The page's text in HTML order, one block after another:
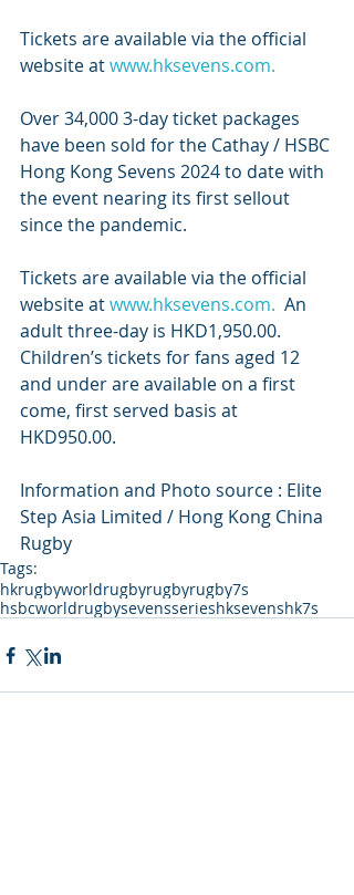
Tickets are available via the official
website at www.hksevens.com.
Over 34,000 3-day ticket packages
have been sold for the Cathay / HSBC
Hong Kong Sevens 2024 to date with
the event nearing its first sellout
since the pandemic.
Tickets are available via the official
website at www.hksevens.com. An
adult three-day is HKD1,950.00.
Children’s tickets for fans aged 12
and under are available on a first
come, first served basis at
HKD950.00.
Information and Photo source : Elite
Step Asia Limited / Hong Kong China
Rugby
Tags:
hkrugbyworldrugbyrugbyrugby7s
hsbcworldrugbysevensserieshksevenshk7s